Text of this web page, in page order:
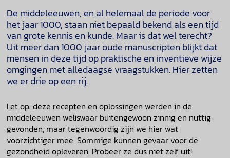
De middeleeuwen, en al helemaal de periode voor
het jaar 1000, staan niet bepaald bekend als een tijd
van grote kennis en kunde. Maar is dat wel terecht?
Uit meer dan 1000 jaar oude manuscripten blijkt dat
mensen in deze tijd op praktische en inventieve wijze
omgingen met alledaagse vraagstukken. Hier zetten
we er drie op een rij.
Let op: deze recepten en oplossingen werden in de
middeleeuwen weliswaar buitengewoon zinnig en nuttig
gevonden, maar tegenwoordig zijn we hier wat
voorzichtiger mee. Sommige kunnen gevaar voor de
gezondheid opleveren. Probeer ze dus niet zelf uit!